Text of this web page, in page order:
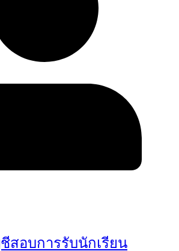
สอบการรับนักเรียน